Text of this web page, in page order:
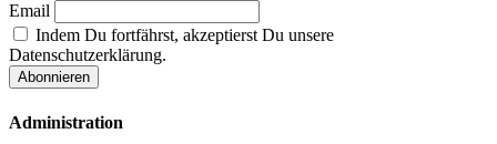
Email
Indem Du fortfährst, akzeptierst Du unsere
Datenschutzerklärung.
Administration